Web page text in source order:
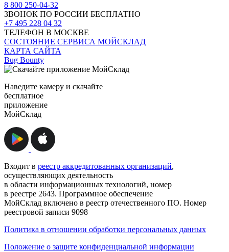
8 800 250-04-32
ЗВОНОК ПО РОССИИ БЕСПЛАТНО
+7 495 228 04 32
ТЕЛЕФОН В МОСКВЕ
СОСТОЯНИЕ СЕРВИСА МОЙСКЛАД
КАРТА САЙТА
Bug Bounty
Наведите камеру и скачайте
бесплатное
приложение
МойСклад
Входит в реестр аккредитованных организаций,
осуществляющих деятельность
в области информационных технологий, номер
в реестре 2643. Программное обеспечение
МойСклад включено в реестр отечественного ПО. Номер
реестровой записи 9098
Политика в отношении обработки персональных данных
Положение о защите конфиденциальной информации